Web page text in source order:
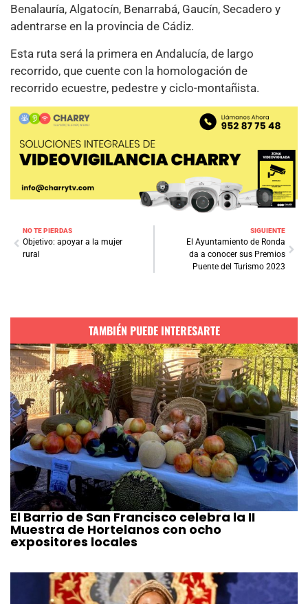
Benalauría, Algatocín, Benarrabá, Gaucín, Secadero y
adentrarse en la provincia de Cádiz.
Esta ruta será la primera en Andalucía, de largo
recorrido, que cuente con la homologación de
recorrido ecuestre, pedestre y ciclo-montañista.
NO TE PIERDAS
Objetivo: apoyar a la mujer
rural
SIGUIENTE
El Ayuntamiento de Ronda
da a conocer sus Premios
Puente del Turismo 2023
TAMBIÉN PUEDE INTERESARTE
El Barrio de San Francisco celebra la II
Muestra de Hortelanos con ocho
expositores locales